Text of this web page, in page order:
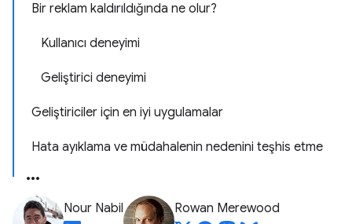
Bir reklam kaldırıldığında ne olur?
Kullanıcı deneyimi
Geliştirici deneyimi
Geliştiriciler için en iyi uygulamalar
Hata ayıklama ve müdahalenin nedenini teşhis etme
Nour Nabil Rowan Merewood